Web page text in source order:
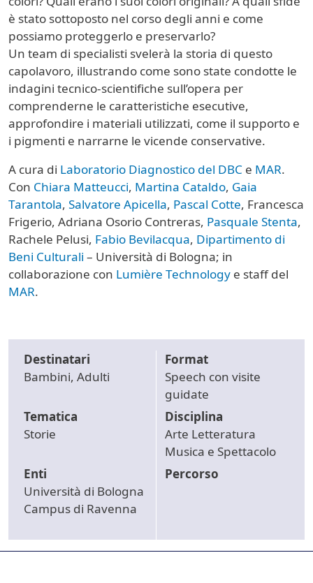
è stato sottoposto nel corso degli anni e come
possiamo proteggerlo e preservarlo?
Un team di specialisti svelerà la storia di questo
capolavoro, illustrando come sono state condotte le
indagini tecnico-scientifiche sull’opera per
comprenderne le caratteristiche esecutive,
approfondire i materiali utilizzati, come il supporto e
i pigmenti e narrarne le vicende conservative.
A cura di Laboratorio Diagnostico del DBC e MAR.
Con Chiara Matteucci, Martina Cataldo, Gaia
Tarantola, Salvatore Apicella, Pascal Cotte, Francesca
Frigerio, Adriana Osorio Contreras, Pasquale Stenta,
Rachele Pelusi, Fabio Bevilacqua, Dipartimento di
Beni Culturali – Università di Bologna; in
collaborazione con Lumière Technology e staff del
MAR.
Destinatari
Bambini, Adulti
Format
Speech con visite
guidate
Tematica
Storie
Disciplina
Arte Letteratura
Musica e Spettacolo
Enti
Università di Bologna
Campus di Ravenna
Percorso